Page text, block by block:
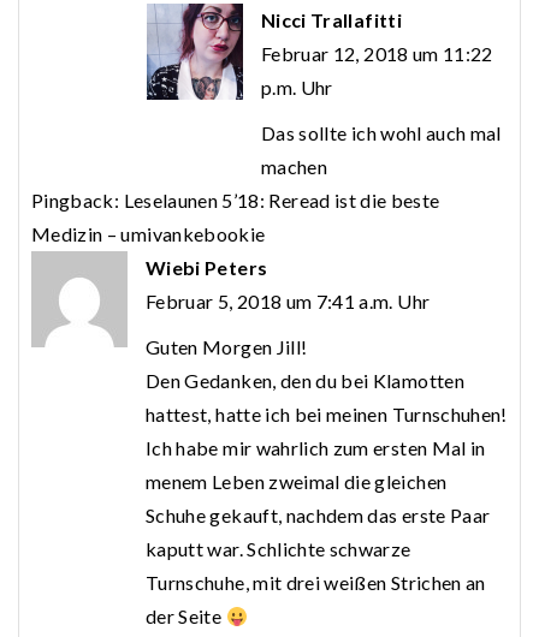
Nicci Trallafitti
Februar 12, 2018 um 11:22
p.m. Uhr
Das sollte ich wohl auch mal
machen
Pingback: Leselaunen 5’18: Reread ist die beste
Medizin – umivankebookie
Wiebi Peters
Februar 5, 2018 um 7:41 a.m. Uhr
Guten Morgen Jill!
Den Gedanken, den du bei Klamotten
hattest, hatte ich bei meinen Turnschuhen!
Ich habe mir wahrlich zum ersten Mal in
menem Leben zweimal die gleichen
Schuhe gekauft, nachdem das erste Paar
kaputt war. Schlichte schwarze
Turnschuhe, mit drei weißen Strichen an
der Seite